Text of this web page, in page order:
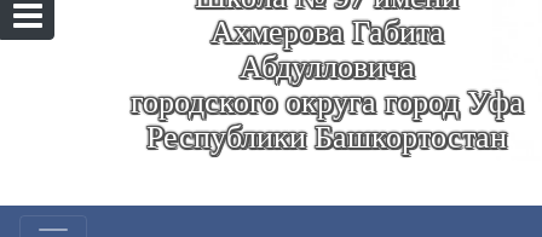
Ахмерова Габита
Абдулловича
городского округа город Уфа
Республики Башкортостан